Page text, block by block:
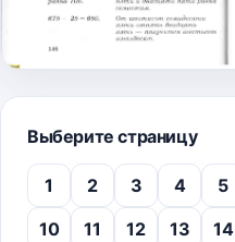
Выберите страницу
1 2 3 4 5
10
11 12 13 14